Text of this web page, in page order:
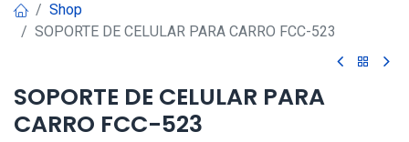
Shop
SOPORTE DE CELULAR PARA CARRO FCC-523
SOPORTE DE CELULAR PARA
CARRO FCC-523